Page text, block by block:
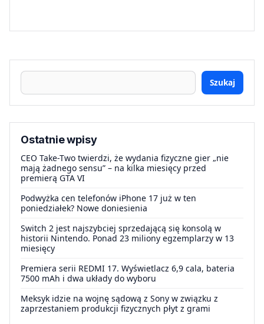
Szukaj
Ostatnie wpisy
CEO Take-Two twierdzi, że wydania fizyczne gier „nie
mają żadnego sensu” – na kilka miesięcy przed
premierą GTA VI
Podwyżka cen telefonów iPhone 17 już w ten
poniedziałek? Nowe doniesienia
Switch 2 jest najszybciej sprzedającą się konsolą w
historii Nintendo. Ponad 23 miliony egzemplarzy w 13
miesięcy
Premiera serii REDMI 17. Wyświetlacz 6,9 cala, bateria
7500 mAh i dwa układy do wyboru
Meksyk idzie na wojnę sądową z Sony w związku z
zaprzestaniem produkcji fizycznych płyt z grami